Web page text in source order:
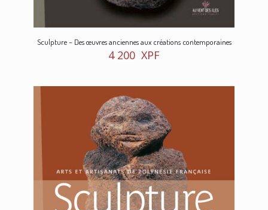
Sculpture – Des œuvres anciennes aux créations contemporaines
4 200 XPF